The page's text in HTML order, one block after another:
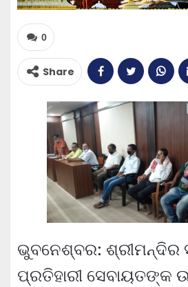
0
Share
ଭୁବନେଶ୍ବର: ଶ୍ରୀମନ୍ଦିର
ପ୍ରତିହାରୀ ସେବାୟତଙ୍କ